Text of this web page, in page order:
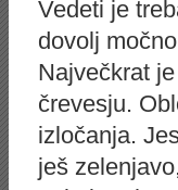
Vedeti je
dovolj
Največkrat
črevesju.
izločanja.
ješ